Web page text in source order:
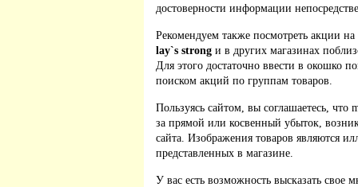
достоверности информации
Рекомендуем также посмотреть акции
lay`s strong и в других магазинах
Для этого достаточно ввести в окошко
поиском акций по группам товаров.
Пользуясь сайтом, вы соглашаетесь, что
за прямой или косвенный убыток,
сайта. Изображения товаров являются
представленных в магазине.
У вас есть возможность высказать свое